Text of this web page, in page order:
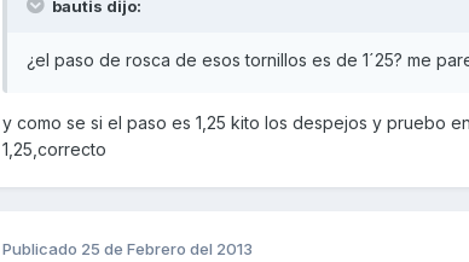
bautis dijo:
¿el paso de rosca de esos tornillos es de 1´25? me
y como se si el paso es 1,25 kito los despejos y pruebo
1,25,correcto
Publicado 25 de Febrero del 2013